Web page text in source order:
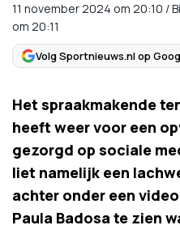
11 november 2024 om 20:10 /
om 20:11
Volg Sportnieuws.nl op
Het spraakmakende
heeft weer voor een
gezorgd op sociale
liet namelijk een
achter onder een
Paula Badosa te zien